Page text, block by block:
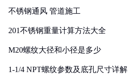
不锈钢通风 管道施工
201不锈钢重量计算方法大全
M20螺纹大径和小径是多少
1-1/4 NPT螺纹参数及底孔尺寸详解